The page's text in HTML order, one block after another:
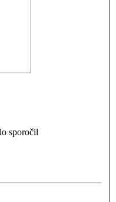
sporočil